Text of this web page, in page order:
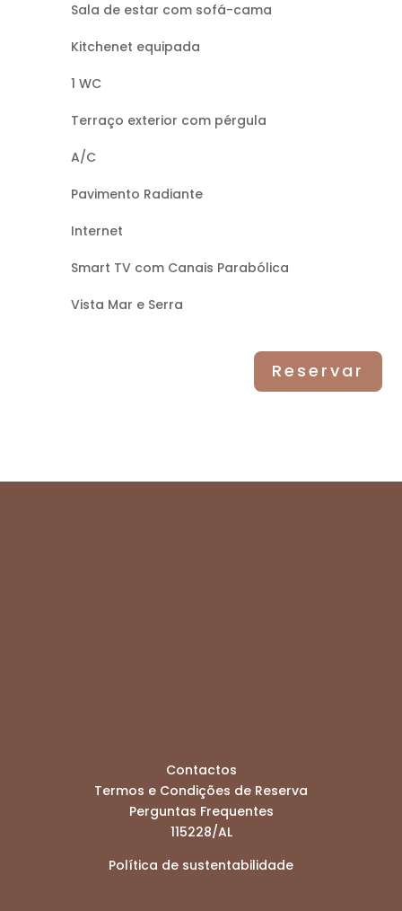
Sala de estar com sofá-cama
Kitchenet equipada
1 WC
Terraço exterior com pérgula
A/C
Pavimento Radiante
Internet
Smart TV com Canais Parabólica
Vista Mar e Serra
Reservar
Contactos
Termos e Condições de Reserva
Perguntas Frequentes
115228/AL
Política de sustentabilidade